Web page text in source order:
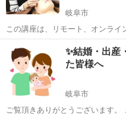
岐阜市
この講座は、リモート、オンライ
る、今の時期にあったカリキュラ
心理メンタルの事を徹底的に学
せんか？
心理学
✨結婚・出産
た皆様へ
岐阜市
ご覧頂きありがとうございます。 このまま人生の転機を迎えて大丈夫